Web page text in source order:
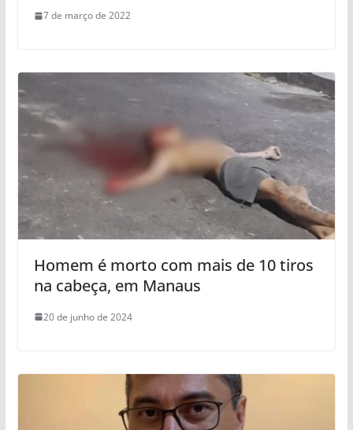
7 de março de 2022
Homem é morto com mais de 10 tiros
na cabeça, em Manaus
20 de junho de 2024